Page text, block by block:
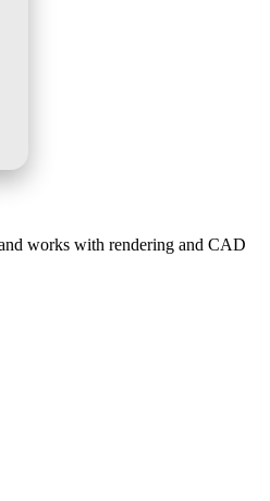
works with rendering and CAD